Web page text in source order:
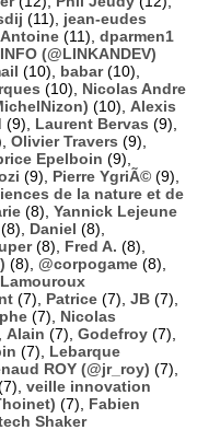
(11), jean-eudes
(11), dparmen1
INFO (@LINKANDEV)
(10), babar(10),
(10), Nicolas Andre
(10), Alexis
(9), Laurent Bervas (9),
Olivier Travers (9),
Epelboin (9),
(9), Pierre YgriÃ© (9),
de la nature et de
(8), Yannick Lejeune
(8), Daniel (8),
(8), Fred A. (8),
(8), @corpogame (8),
(7), Patrice (7), JB (7),
(7), Nicolas
Alain (7), Godefroy (7),
(7), Lebarque
ROY (@jr_roy) (7),
veille innovation
(7), Fabien
Shaker